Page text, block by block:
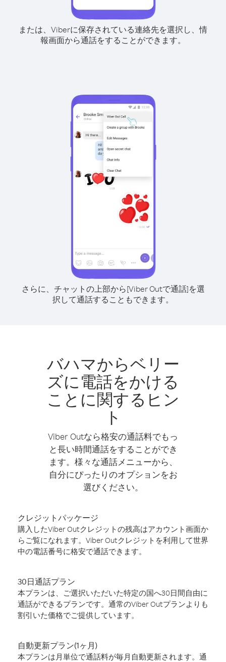
または、Viberに保存されている連絡先を選択し、情
報画面から通話をすることができます。
さらに、チャットの上部から[Viber Outで通話]を選
択して通話することもできます。
バハマからベリー
ズに電話をかける
ことに関するヒン
ト
Viber Outなら格安の通話料でもっ
と長い時間通話をすることができ
ます。様々な通話メニューから、
自分にぴったりのオプションをお
選びください。
クレジットパッケージ
購入したViber Outクレジットの残高はアカウント画面か
らご覧になれます。Viber Outクレジットを利用して世界
中の電話番号に格安で通話できます。
30日通話プラン
本プランは、ご選択いただいた特定の国へ30日間自由に
通話ができるプランです。通常のViber Outプランよりも
割引いた価格でご提供しています。
自動更新プラン(1ヶ月)
本プランは月単位で通話料が毎月自動更新されます。通